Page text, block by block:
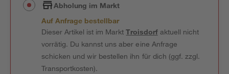
Abholung im Markt
Auf Anfrage bestellbar
Dieser Artikel ist im MarktTroisdorfaktuell nicht
vorrätig. Du kannst uns aber eine Anfrage
schicken und wir bestellen ihn für dich (ggf. zzgl.
Transportkosten).